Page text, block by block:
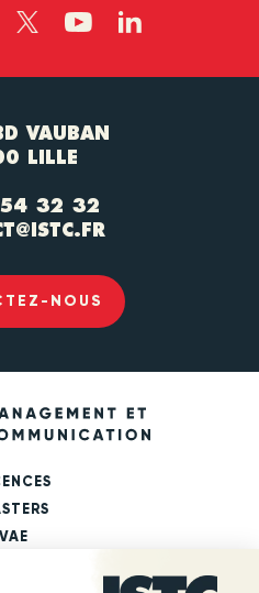
VAUBAN
LILLE
32 32
NOUS
VAE
DE FORMATION